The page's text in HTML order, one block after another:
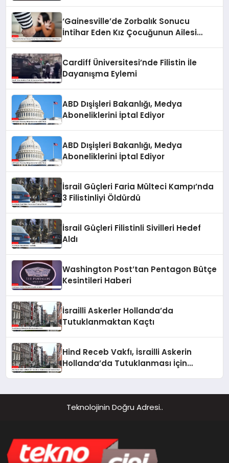
‘Gainesville’de Zorbalık Sonucu
İntihar Eden Kız Çocuğunun Ailesi
Cardiff Üniversitesi’nde Filistin İle
Dayanışma Eylemi
ABD Dışişleri Bakanlığı, Medya
Aboneliklerini İptal Ediyor
ABD Dışişleri Bakanlığı, Medya
Aboneliklerini İptal Ediyor
İsrail Güçleri Faria Mülteci Kampı’nda
3 Filistinliyi Öldürdü
İsrail Güçleri Filistinli Sivilleri Hedef
Aldı
Washington Post’tan Pentagon Bütçe
Kesintileri Haberi
İsrailli Askerler Hollanda’da
Tutuklanmaktan Kaçtı
Hind Receb Vakfı, İsrailli Askerin
Hollanda’da Tutuklanması İçin
Teknolojinin Doğru Adresi..